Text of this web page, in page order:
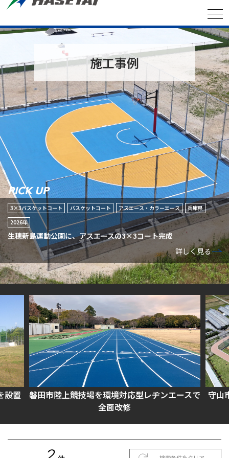
施工事例
PICK UP
3×3バスケットコート バスケットコート アスエース・カラーエース
兵庫県
2026年
生穂新島運動公園に、アスエースの3×3コート完成
詳しく見る
設置
磐田市陸上競技場を環境対応型レヂンエースで
全面改修
守山